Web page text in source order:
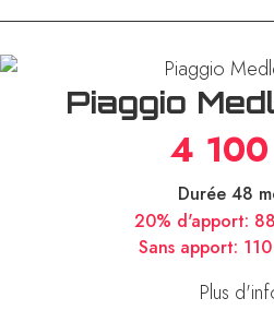
Piaggio
4
Durée 48
20% d'apport:
Sans apport:
Plus